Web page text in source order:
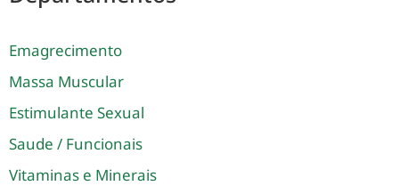
Emagrecimento
Massa Muscular
Estimulante Sexual
Saude / Funcionais
Vitaminas e Minerais